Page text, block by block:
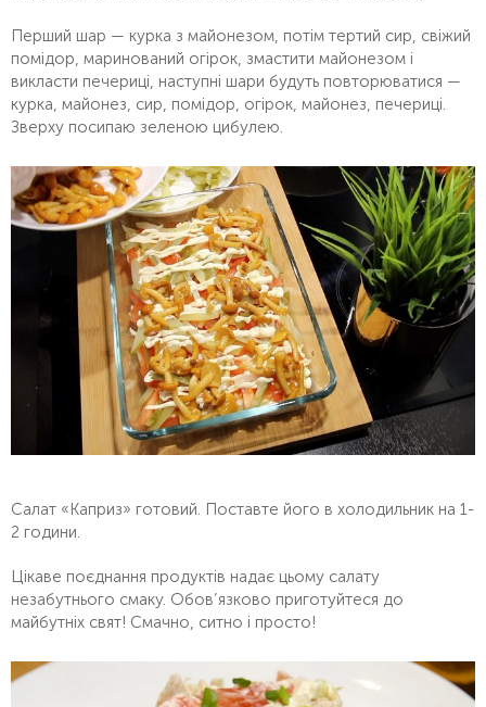
Перший шар — курка з майонезом, потім тертий сир, свіжий
помідор, маринований огірок, змастити майонезом і
викласти печериці, наступні шари будуть повторюватися —
курка, майонез, сир, помідор, огірок, майонез, печериці.
Зверху посипаю зеленою цибулею.
Салат «Каприз» готовий. Поставте його в холодильник на 1-
2 години.
Цікаве поєднання продуктів надає цьому салату
незабутнього смаку. Обов’язково приготуйтеся до
майбутніх свят! Смачно, ситно і просто!